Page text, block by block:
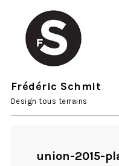
Frédéric Schmit
Design tous terrains
union-2015-